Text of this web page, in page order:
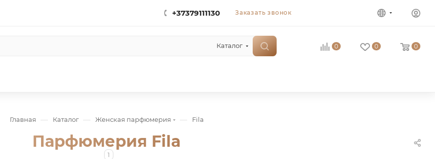
+37379111130 Заказать звонок
Каталог 0 0 0
Главная — Каталог — Женская парфюмерия — Fila
Парфюмерия Fila
1